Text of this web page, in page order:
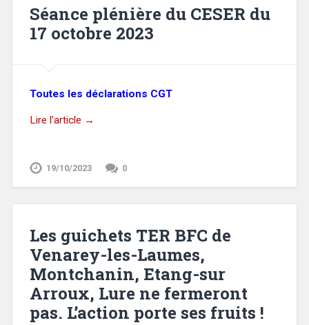
Séance plénière du CESER du
17 octobre 2023
Toutes les déclarations CGT
Lire l’article →
19/10/2023 0
Les guichets TER BFC de
Venarey-les-Laumes,
Montchanin, Etang-sur
Arroux, Lure ne fermeront
pas. L’action porte ses fruits !